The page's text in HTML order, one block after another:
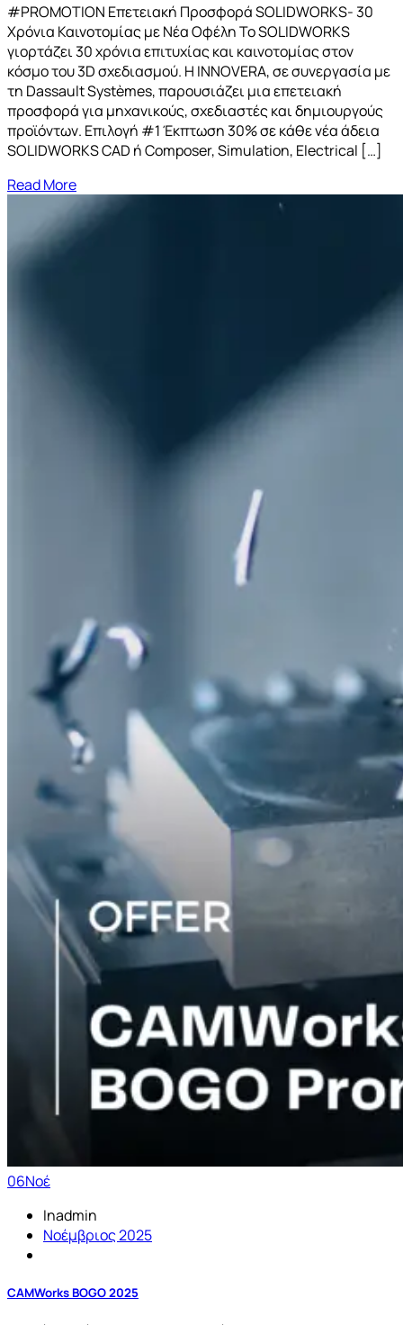
#PROMOTION Επετειακή Προσφορά SOLIDWORKS- 30
Χρόνια Καινοτομίας με Νέα Οφέλη Το SOLIDWORKS
γιορτάζει 30 χρόνια επιτυχίας και καινοτομίας στον
κόσμο του 3D σχεδιασμού. Η INNOVERA, σε συνεργασία με
τη Dassault Systèmes, παρουσιάζει μια επετειακή
προσφορά για μηχανικούς, σχεδιαστές και δημιουργούς
προϊόντων. Επιλογή #1 Έκπτωση 30% σε κάθε νέα άδεια
SOLIDWORKS CAD ή Composer, Simulation, Electrical […]
Read More
06Νοέ
Inadmin
Νοέμβριος 2025
CAMWorks BOGO 2025